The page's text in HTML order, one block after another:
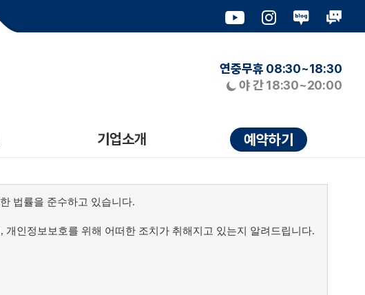
연중무휴 08:30~18:30
야 간18:30~20:00
기업소개 예약하기
법률을 준수하고 있습니다.
인정보보호를 위해 어떠한 조치가 취해지고 있는지 알려드립니다.